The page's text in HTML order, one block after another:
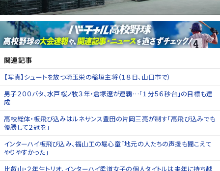
関連記事
【写真】シュートを放つ埼玉栄の稲垣主将（１８日、山口市で）
男子２００バタ、水戸桜ノ牧３年・倉塚遼が連覇…「１分５６秒台」の目標も達
成
高校総体・板飛び込みはルネサンス豊田の片岡三亮が制す「高飛び込みでも
優勝して２冠を」
インターハイ板飛び込み、福山工の堀心童「地元の人たちの声援も聞こえて
やりやすかった」
比叡山・２年生トリオ、インターハイ柔道女子の個人タイトルは来年に持ち越